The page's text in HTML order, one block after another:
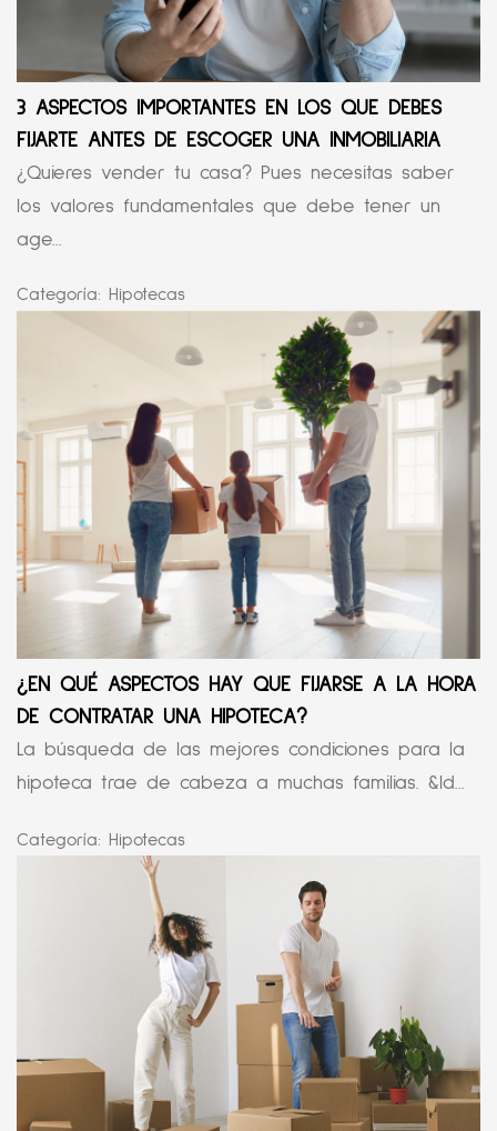
3 ASPECTOS IMPORTANTES EN LOS QUE DEBES
FIJARTE ANTES DE ESCOGER UNA INMOBILIARIA
¿Quieres vender tu casa? Pues necesitas saber
los valores fundamentales que debe tener un
age...
Categoría: Hipotecas
¿EN QUÉ ASPECTOS HAY QUE FIJARSE A LA HORA
DE CONTRATAR UNA HIPOTECA?
La búsqueda de las mejores condiciones para la
hipoteca trae de cabeza a muchas familias. &ld...
Categoría: Hipotecas